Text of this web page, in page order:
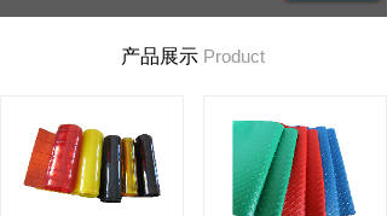
产品展示 Product